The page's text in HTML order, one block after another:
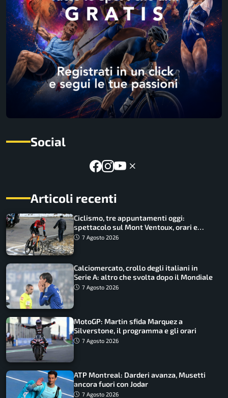
Social
Articoli recenti
Ciclismo, tre appuntamenti oggi:
spettacolo sul Mont Ventoux, orari e
come vederli
7 Agosto 2026
Calciomercato, crollo degli italiani in
Serie A: altro che svolta dopo il Mondiale
7 Agosto 2026
MotoGP: Martin sfida Marquez a
Silverstone, il programma e gli orari
7 Agosto 2026
ATP Montreal: Darderi avanza, Musetti
ancora fuori con Jodar
7 Agosto 2026